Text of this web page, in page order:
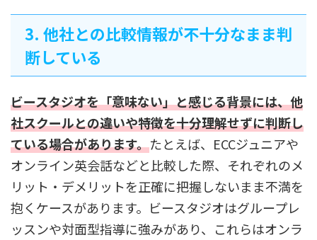
3. 他社との比較情報が不十分なまま判
断している
ビースタジオを「意味ない」と感じる背景には、他
社スクールとの違いや特徴を十分理解せずに判断し
ている場合があります。たとえば、ECCジュニアや
オンライン英会話などと比較した際、それぞれのメ
リット・デメリットを正確に把握しないまま不満を
抱くケースがあります。ビースタジオはグループレ
ッスンや対面型指導に強みがあり、これらはオンラ